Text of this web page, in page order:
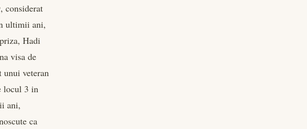
considerat
ultimii ani,
Hadi
visa de
veteran
locul 3 in
ani,
ca